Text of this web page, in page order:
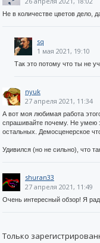
Не в количестве цветов дело,
sq
1 мая 2021, 19:10
Так это потому что ты не
nyuk
27 апреля 2021, 11:34
А вот моя любимая работа
спрашивайте почему. Не умею
остальных. Демосценерское
Удивился (но не сильно), что
shuran33
27 апреля 2021, 11:49
Очень интересный обзор! Я
Только